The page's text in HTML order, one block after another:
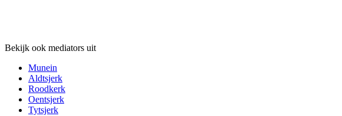
Bekijk ook mediators uit
Munein
Aldtsjerk
Roodkerk
Oentsjerk
Tytsjerk